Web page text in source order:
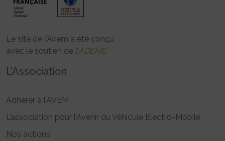
Le site de l’Avem a été conçu
avec le soutien de l’ADEME
L’Association
Adhérer à l’AVEM
L’association pour l’Avenir du Véhicule Electro-Mobile
Nos actions